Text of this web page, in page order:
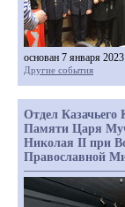
основан 7 января 2023
Другие события
Отдел Казачьего
Памяти Царя
Николая II при
Православной